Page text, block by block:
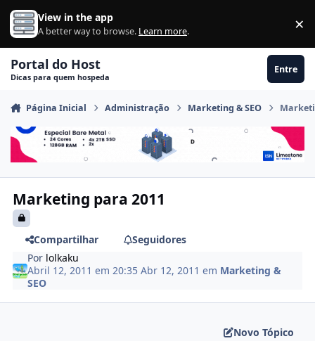
Ir para conteúdo
View in the app
A better way to browse. Learn more. ×
Portal do Host
Dicas para quem hospeda
Entre
Página Inicial Administração Marketing & SEO
Marketing para 2011
Compartilhar
Seguidores
Por lolkaku
Abril 12, 2011 em 20:35Abr 12, 2011 em Marketing &
SEO
Novo Tópico